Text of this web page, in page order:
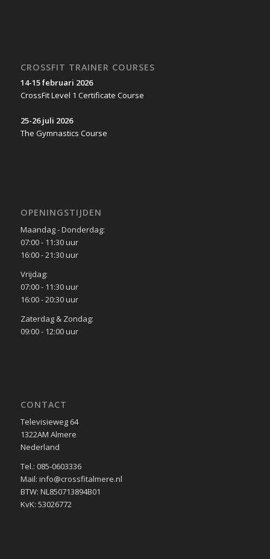
CROSSFIT TRAINER COURSES
14-15 februari 2026
CrossFit Level 1 Certificate Course
25-26 juli 2026
The Gymnastics Course
OPENINGSTIJDEN
Maandag - Donderdag:
07:00 - 11:30 uur
16:00 - 21:30 uur
Vrijdag:
07:00 - 11:30 uur
16:00 - 20:30 uur
Zaterdag & Zondag:
09:00 - 12:00 uur
CONTACT
Televisieweg 64
1322AM Almere
Nederland
Tel.: 085-0603336
Mail: info@crossfitalmere.nl
BTW: NL850713894B01
KvK: 53026772